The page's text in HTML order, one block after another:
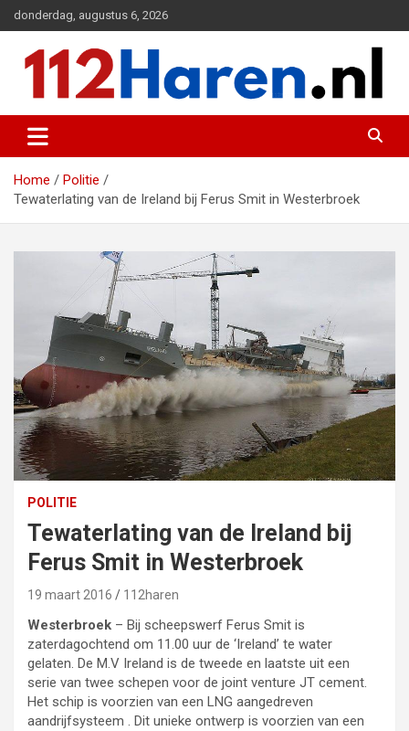
naar
inhoud
donderdag, augustus 6, 2026
112 Haren.nl
Home
Politie
Tewaterlating van de Ireland bij Ferus Smit in Westerbroek
POLITIE
Tewaterlating van de Ireland bij
Ferus Smit in Westerbroek
19 maart 2016 112haren
Westerbroek – Bij scheepswerf Ferus Smit is
zaterdagochtend om 11.00 uur de ‘Ireland’ te water
gelaten. De M.V Ireland is de tweede en laatste uit een
serie van twee schepen voor de joint venture JT cement.
Het schip is voorzien van een LNG aangedreven
aandrijfsysteem . Dit unieke ontwerp is voorzien van een